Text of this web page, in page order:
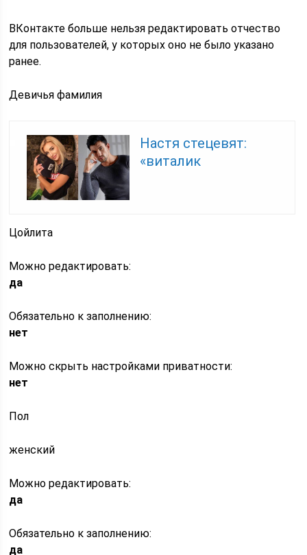
ВКонтакте больше нельзя редактировать отчество
для пользователей, у которых оно не было указано
ранее.
Девичья фамилия
Настя стецевят:
«виталик
Цойлита
Можно редактировать:
да
Обязательно к заполнению:
нет
Можно скрыть настройками приватности:
нет
Пол
женский
Можно редактировать:
да
Обязательно к заполнению:
да